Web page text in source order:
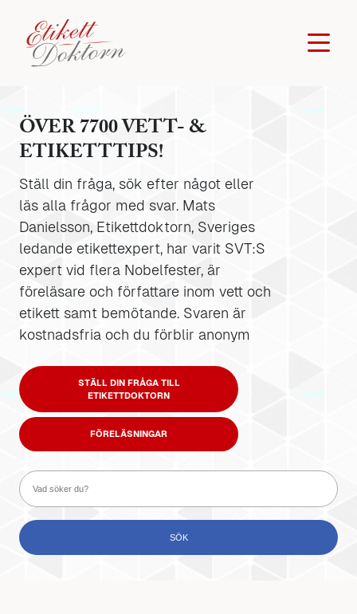
ÖVER 7700 VETT- &
ETIKETTTIPS!
Ställ din fråga, sök efter något eller
läs alla frågor med svar. Mats
Danielsson, Etikettdoktorn, Sveriges
ledande etikettexpert, har varit SVT:S
expert vid flera Nobelfester, är
föreläsare och författare inom vett och
etikett samt bemötande. Svaren är
kostnadsfria och du förblir anonym
STÄLL DIN FRÅGA TILL
ETIKETTDOKTORN
FÖRELÄSNINGAR